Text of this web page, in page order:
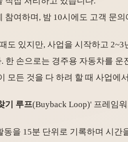
여하며, 밤 10시에도 고객 문
도 있지만, 사업을 시작하고
한 손으로는 경주용 자동차를
모든 것을 다 하려 할 때 사업에
기 루프(Buyback Loop)' 프레임
을 15분 단위로 기록하며 시간